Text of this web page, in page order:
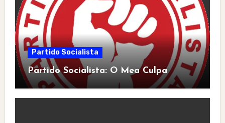
Partido Socialista
Partido Socialista: O Mea Culpa